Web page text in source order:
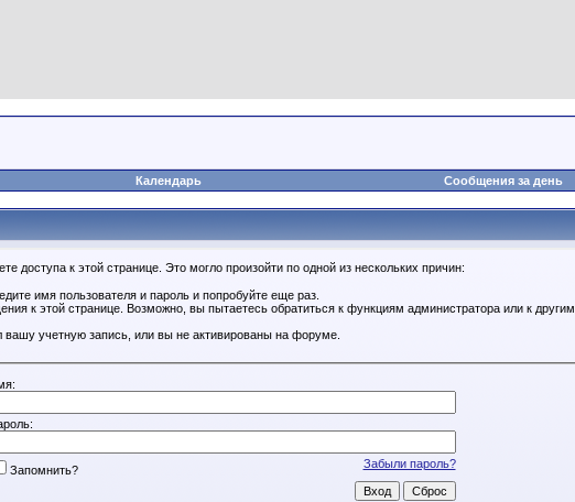
Календарь Сообщения за день
доступа к этой странице. Это могло произойти по одной из нескольких причин:
имя пользователя и пароль и попробуйте еще раз.
к этой странице. Возможно, вы пытаетесь обратиться к функциям администратора или к другим
вашу учетную запись, или вы не активированы на форуме.
Забыли пароль?
Запомнить?